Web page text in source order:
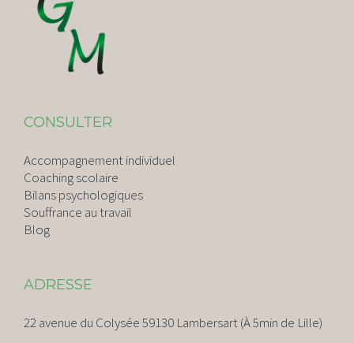
CONSULTER
Accompagnement individuel
Coaching scolaire
Bilans psychologiques
Souffrance au travail
Blog
ADRESSE
22 avenue du Colysée 59130 Lambersart (À 5min de Lille)